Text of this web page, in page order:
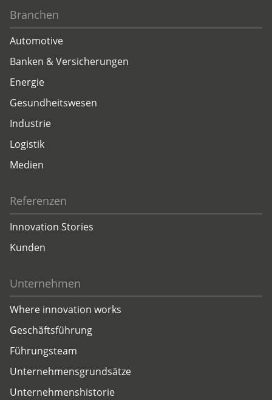
Branchen
Automotive
Banken & Versicherungen
Energie
Gesundheitswesen
Industrie
Logistik
Medien
Referenzen
Innovation Stories
Kunden
Unternehmen
Where innovation works
Geschäftsführung
Führungsteam
Unternehmensgrundsätze
Unternehmenshistorie